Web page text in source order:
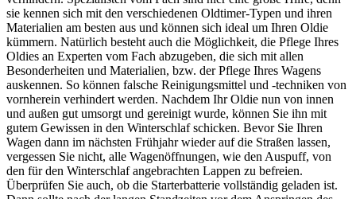
sie kennen sich mit den verschiedenen Oldtimer-Typen und ihren
Materialien am besten aus und können sich ideal um Ihren Oldie
kümmern. Natürlich besteht auch die Möglichkeit, die Pflege Ihres
Oldies an Experten vom Fach abzugeben, die sich mit allen
Besonderheiten und Materialien, bzw. der Pflege Ihres Wagens
auskennen. So können falsche Reinigungsmittel und -techniken von
vornherein verhindert werden. Nachdem Ihr Oldie nun von innen
und außen gut umsorgt und gereinigt wurde, können Sie ihn mit
gutem Gewissen in den Winterschlaf schicken. Bevor Sie Ihren
Wagen dann im nächsten Frühjahr wieder auf die Straßen lassen,
vergessen Sie nicht, alle Wagenöffnungen, wie den Auspuff, von
den für den Winterschlaf angebrachten Lappen zu befreien.
Überprüfen Sie auch, ob die Starterbatterie vollständig geladen ist.